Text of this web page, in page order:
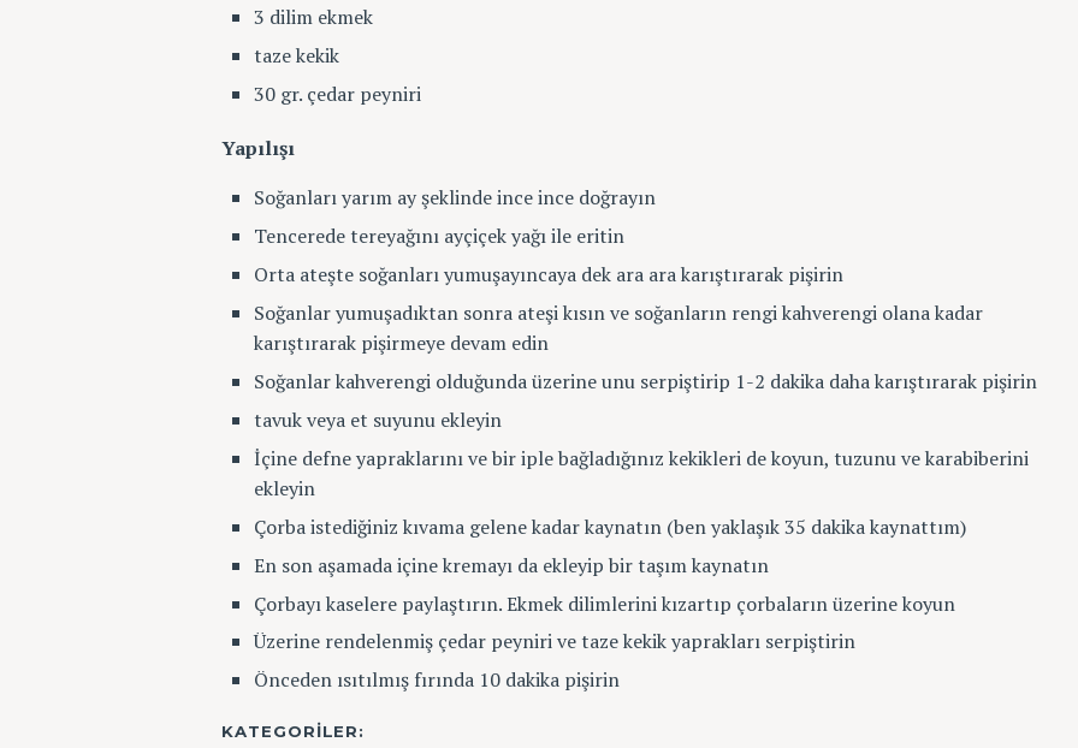
3 dilim ekmek
taze kekik
30 gr. çedar peyniri
Yapılışı
Soğanları yarım ay şeklinde ince ince doğrayın
Tencerede tereyağını ayçiçek yağı ile eritin
Orta ateşte soğanları yumuşayıncaya dek ara ara karıştırarak pişirin
Soğanlar yumuşadıktan sonra ateşi kısın ve soğanların rengi kahverengi olana kadar
karıştırarak pişirmeye devam edin
Soğanlar kahverengi olduğunda üzerine unu serpiştirip 1-2 dakika daha karıştırarak pişirin
tavuk veya et suyunu ekleyin
İçine defne yapraklarını ve bir iple bağladığınız kekikleri de koyun, tuzunu ve karabiberini
ekleyin
Çorba istediğiniz kıvama gelene kadar kaynatın (ben yaklaşık 35 dakika kaynattım)
En son aşamada içine kremayı da ekleyip bir taşım kaynatın
Çorbayı kaselere paylaştırın. Ekmek dilimlerini kızartıp çorbaların üzerine koyun
Üzerine rendelenmiş çedar peyniri ve taze kekik yaprakları serpiştirin
Önceden ısıtılmış fırında 10 dakika pişirin
KATEGORILER